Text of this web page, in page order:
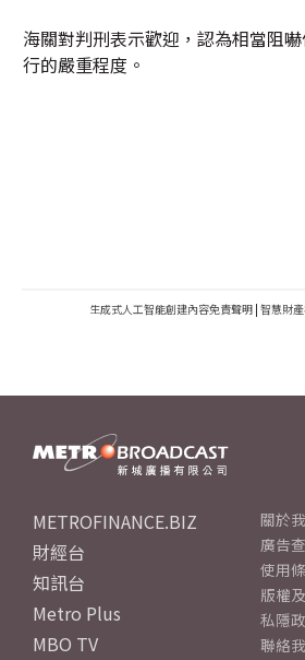
海關對判刑表示歡迎，認為相當阻
行的嚴重程度。
生成式人工智能創建內容免責聲明 | 智慧財
METROFINANCE.BIZ
財經台
知訊台
Metro Plus
MBO TV
關於
廣告
使用
版權
私隱
聯絡